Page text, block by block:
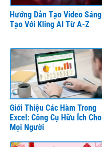
Hướng Dẫn Tạo Video Sáng
Tạo Với Kling AI Từ A-Z
Giới Thiệu Các Hàm Trong
Excel: Công Cụ Hữu Ích Cho
Mọi Người